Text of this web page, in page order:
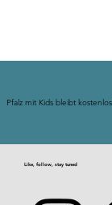
Pfalz mit Kids bleibt
Like, follow, stay tuned